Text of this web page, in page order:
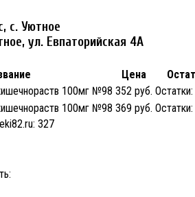
с. Уютное
ул. Евпаторийская 4А
Цена
100мг №98 352 руб. Остатки:
100мг №98 369 руб. Остатки:
327